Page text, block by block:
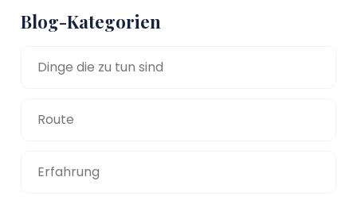
Blog-Kategorien
Dinge die zu tun sind
Route
Erfahrung